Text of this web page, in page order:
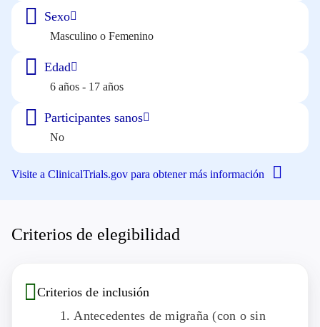
Sexo
Masculino o Femenino
Edad
6 años - 17 años
Participantes sanos
No
Visite a ClinicalTrials.gov para obtener más información
Criterios de elegibilidad
Criterios de inclusión
Antecedentes de migraña (con o sin